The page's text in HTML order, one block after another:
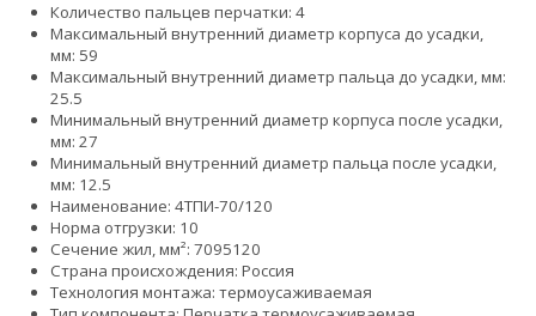
Количество пальцев перчатки: 4
Максимальный внутренний диаметр корпуса до усадки,
мм: 59
Максимальный внутренний диаметр пальца до усадки, мм:
25.5
Минимальный внутренний диаметр корпуса после усадки,
мм: 27
Минимальный внутренний диаметр пальца после усадки,
мм: 12.5
Наименование: 4ТПИ-70/120
Норма отгрузки: 10
Сечение жил, мм²: 7095120
Страна происхождения: Россия
Технология монтажа: термоусаживаемая